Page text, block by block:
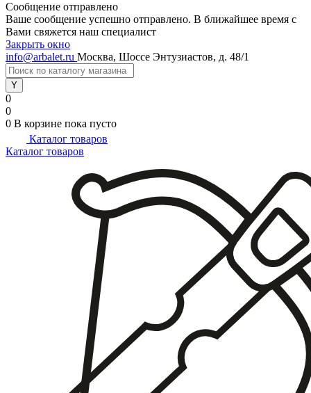
Сообщение отправлено
Ваше сообщение успешно отправлено. В ближайшее время с
Вами свяжется наш специалист
Закрыть окно
info@arbalet.ru Москва, Шоссе Энтузиастов, д. 48/1
0
0
0 В корзине пока пусто
Каталог товаров
Каталог товаров